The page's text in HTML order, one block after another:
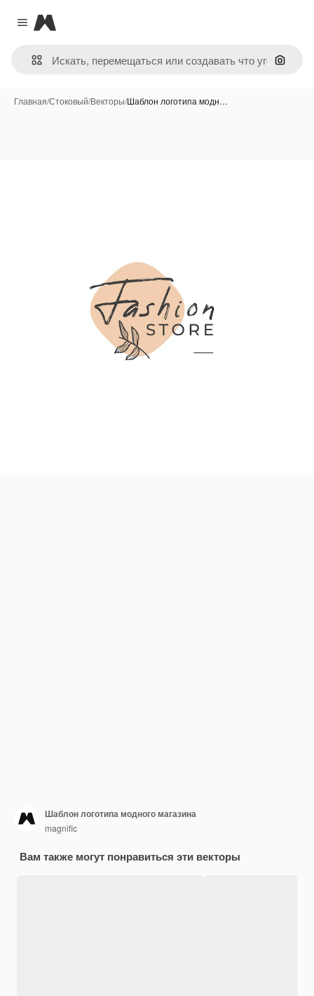
Close menu
Magnific
Поиск
Главная/Стоковый/Векторы/Шаблон логотипа модн…
Шаблон логотипа модного магазина
magnific
Вам также могут понравиться эти векторы